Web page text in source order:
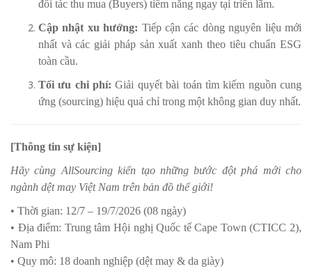
đối tác thu mua (Buyers) tiềm năng ngay tại triển lãm.
Cập nhật xu hướng: Tiếp cận các dòng nguyên liệu mới
nhất và các giải pháp sản xuất xanh theo tiêu chuẩn ESG
toàn cầu.
Tối ưu chi phí: Giải quyết bài toán tìm kiếm nguồn cung
ứng (sourcing) hiệu quả chỉ trong một không gian duy nhất.
[Thông tin sự kiện]
Hãy cùng AllSourcing kiến tạo những bước đột phá mới cho
ngành dệt may Việt Nam trên bản đồ thế giới!
• Thời gian: 12/7 – 19/7/2026 (08 ngày)
• Địa điểm: Trung tâm Hội nghị Quốc tế Cape Town (CTICC 2),
Nam Phi
• Quy mô: 18 doanh nghiệp (dệt may & da giày)